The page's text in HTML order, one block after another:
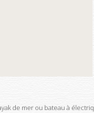
de mer ou bateau à